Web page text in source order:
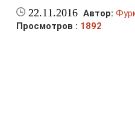
22.11.2016 Автор:
Просмотров : 1892